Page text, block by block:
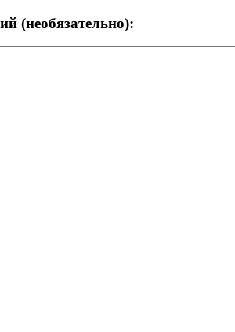
(необязательно):